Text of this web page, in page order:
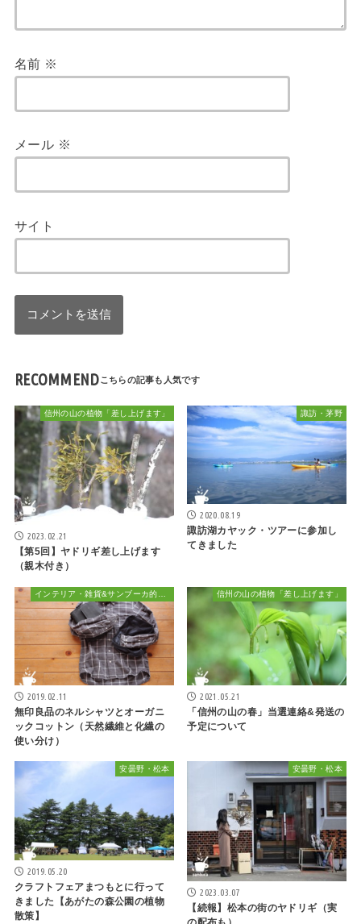
名前 ※
メール ※
サイト
RECOMMEND
信州の山の植物「差し上げます」
2023.02.21
【第5回】ヤドリギ差し上げます
（親木付き）
諏訪・茅野
2020.08.19
諏訪湖カヤック・ツアーに参加し
てきました
インテリア・雑貨&サンブーカ的おしゃれ
2019.02.11
無印良品のネルシャツとオーガニ
ックコットン（天然繊維と化繊の
使い分け）
信州の山の植物「差し上げます」
2021.05.21
「信州の山の春」当選連絡&発送の
予定について
安曇野・松本
2019.05.20
クラフトフェアまつもとに行って
きました【あがたの森公園の植物
散策】
安曇野・松本
2023.03.07
【続報】松本の街のヤドリギ（実